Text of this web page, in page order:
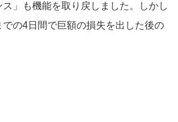
」も機能を取り戻しました。しかし
の4日間で巨額の損失を出した後の